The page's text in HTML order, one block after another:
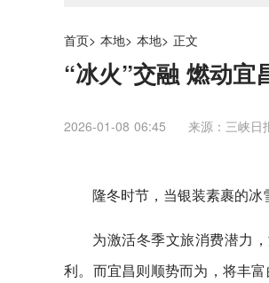
首页> 本地> 本地> 正文
“冰火”交融 燃动宜
2026-01-08 06:45 来源：三峡日
隆冬时节，当银装素裹的冰
为激活冬季文旅消费潜力
利。而宜昌则顺势而为，将丰